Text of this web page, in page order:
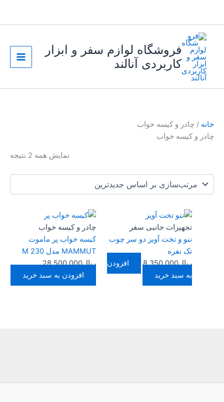
فروشگاه لوازم سفر و ابزار
کاربردی آنالند
خانه / چادر و کیسه خواب
چادر و کیسه خواب
نمایش همه 2 نتیجه
تجهیزات جانبی سفر
ننو و تخت آویز دو سر چوب
تک نفره
ریال8.350.000
افزودن
به سبد خرید
چادر و کیسه خواب
كيسه خواب پر ماموت
MAMMUT مدل M 230
ریال28.500.000
افزودن به سبد خرید